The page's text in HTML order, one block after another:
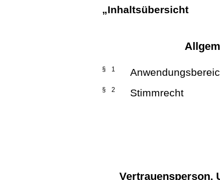
„Inhaltsübersicht
§ 1
§ 2 Stimmrecht
Vertrauensperson,